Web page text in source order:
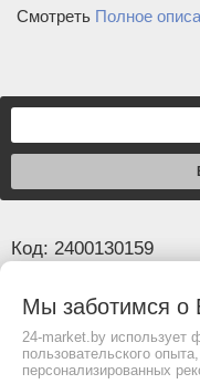
Смотреть Полное
Код: 2400130159
Основные
Шаг
Ширина паза, (мм/
Мы заботимся о
24-market.by
пользовательского
персонализированных